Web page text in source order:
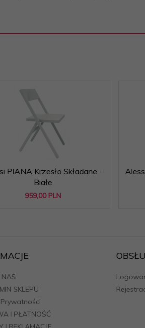
PIANA Krzesło Składane -
Białe
959,00 PLN
SKLEPU
I PŁATNOŚĆ